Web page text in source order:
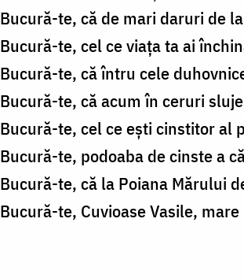
Bucură-te, că de mari daruri de
Bucură-te, cel ce viața ta ai
Bucură-te, că întru cele
Bucură-te, că acum în ceruri
Bucură-te, cel ce ești cinstitor al
Bucură-te, podoaba de cinste a
Bucură-te, că la Poiana Mărului
Bucură-te, Cuvioase Vasile,